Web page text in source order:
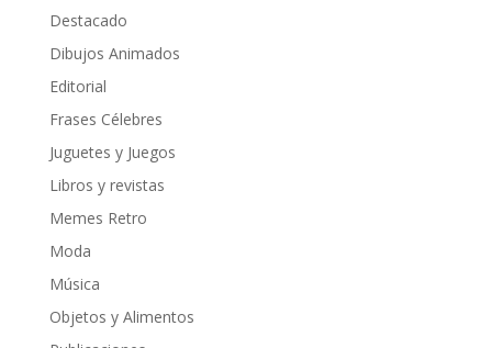
Destacado
Dibujos Animados
Editorial
Frases Célebres
Juguetes y Juegos
Libros y revistas
Memes Retro
Moda
Música
Objetos y Alimentos